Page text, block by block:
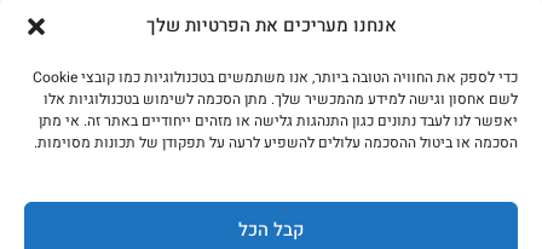
אנחנו מעריכים את הפרטיות שלך
כדי לספק את החוויה הטובה ביותר, אנו משתמשים בטכנולוגיות כמו קובצי Cookie
לשם אחסון וגישה למידע מהמכשיר שלך. מתן הסכמה לשימוש בטכנולוגיות אלו
יאפשר לנו לעבד נתונים כגון התנהגות גלישה או מזהים ייחודיים באתר זה. אי מתן
הסכמה או ביטול ההסכמה עלולים להשפיע לרעה על תפקודן של תכונות מסוימות.
קבל הכל
אווז
בשר בקר משובח
בשר בקר עגלה משובח
בשר למעשנת
הודו
חלקים אחוריים
מיוחדי מסורת1